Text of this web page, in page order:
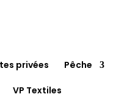
privées Pêche
VP Textiles